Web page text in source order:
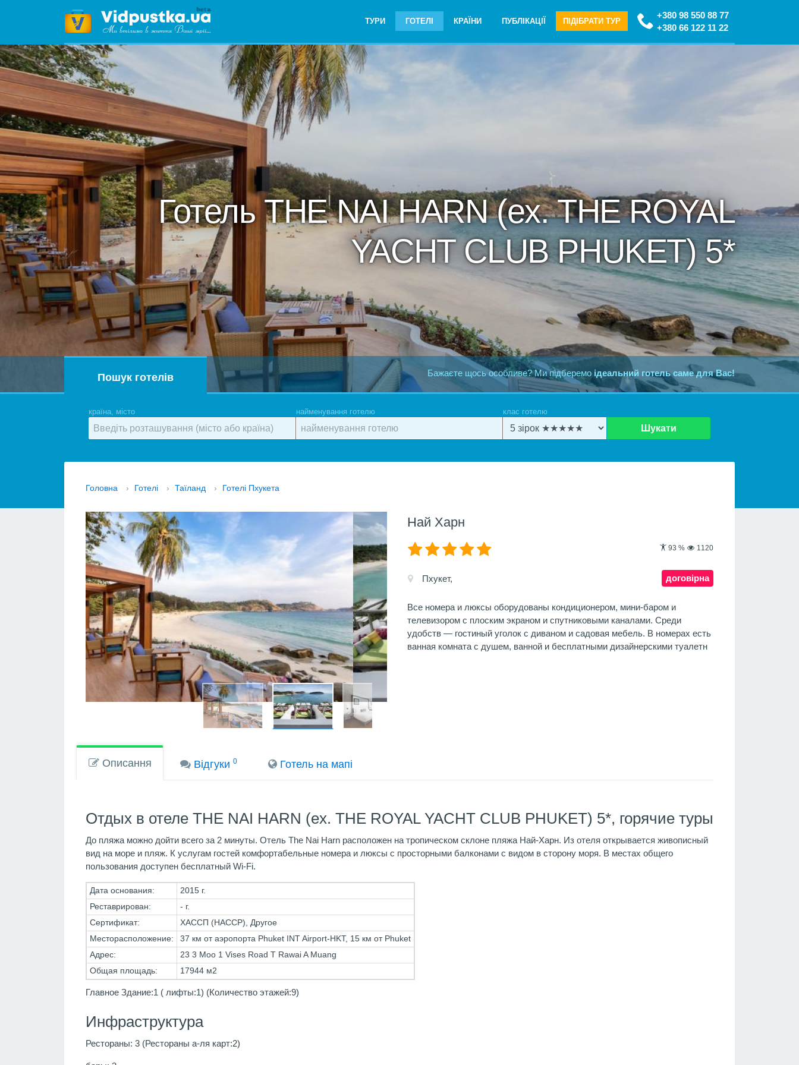
+380 98 550 88 77
+380 66 122 11 22
ТУРИ ГОТЕЛІ КРАЇНИ ПУБЛІКАЦІЇ ПІДІБРАТИ ТУР
Готель THE NAI HARN (ex. THE ROYAL
YACHT CLUB PHUKET) 5*
Бажаєте щось особливе? Ми підберемо ідеальний готель саме для Вас!
Пошук готелів
країна, місто найменування готелю клас готелю
Шукати
Головна › Готелі › Таїланд › Готелі Пхукета
Най Харн
93 % 1120
договірна
Пхукет,
Все номера и люксы оборудованы кондиционером, мини-баром и
телевизором с плоским экраном и спутниковыми каналами. Среди
удобств — гостиный уголок с диваном и садовая мебель. В номерах есть
ванная комната с душем, ванной и бесплатными дизайнерскими туалетн
Описання Вiдгуки0 Готель на мапi
Отдых в отеле THE NAI HARN (ex. THE ROYAL YACHT CLUB PHUKET) 5*, горячие туры
До пляжа можно дойти всего за 2 минуты. Отель The Nai Harn расположен на тропическом склоне пляжа Най-Харн. Из отеля открывается живописный
вид на море и пляж. К услугам гостей комфортабельные номера и люксы с просторными балконами с видом в сторону моря. В местах общего
пользования доступен бесплатный Wi-Fi.
Дата основания:
2015 г.
Реставрирован:
- г.
Сертификат:
ХАССП (HACCP), Другое
Месторасположение:
37 км от аэропорта Phuket INT Airport-HKT, 15 км от Phuket
Адрес:
23 3 Moo 1 Vises Road T Rawai A Muang
Общая площадь:
17944 м2
Главное Здание:1 ( лифты:1) (Количество этажей:9)
Инфраструктура
Рестораны: 3 (Рестораны а-ля карт:2)